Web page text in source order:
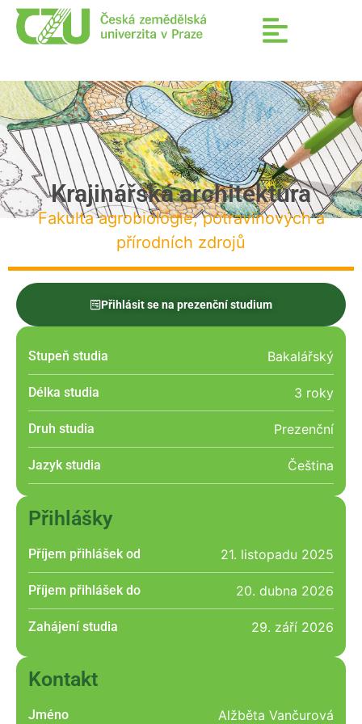
Krajinářská architektura
Fakulta agrobiologie, potravinových a
přírodních zdrojů
Přihlásit se na prezenční studium
Stupeň studia Bakalářský
Délka studia 3 roky
Druh studia Prezenční
Jazyk studia Čeština
Přihlášky
Příjem přihlášek od 21. listopadu 2025
Příjem přihlášek do 20. dubna 2026
Zahájení studia 29. září 2026
Kontakt
Jméno Alžběta Vančurová